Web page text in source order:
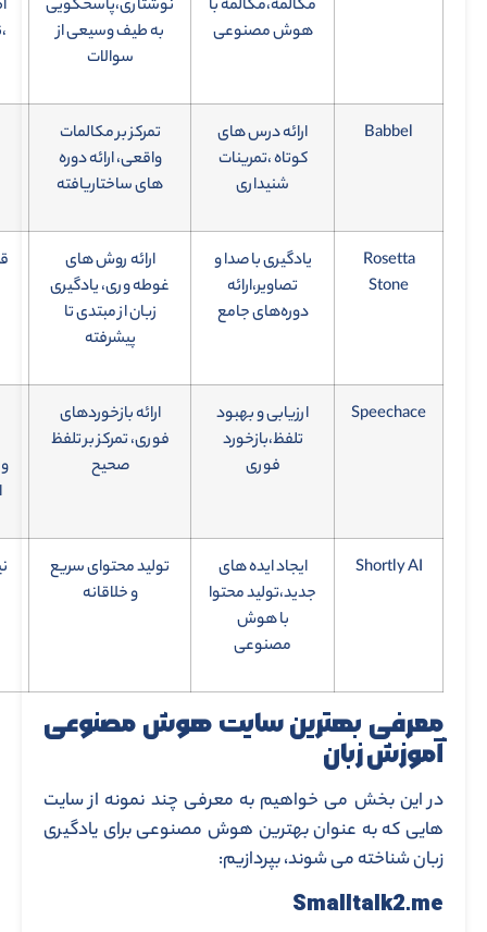
مکالمه،مکالمه با
هوش مصنوعی
نوشتاری،پاسخگویی
به طیف وسیعی از
سوالات
Babbel
ارائه درس های
کوتاه ،تمرینات
شنیداری
تمرکز بر مکالمات
واقعی، ارائه دوره
های ساختاریافته
Rosetta
Stone
یادگیری با صدا و
تصاویر،ارائه
دوره‌های جامع
ارائه روش های
غوطه وری، یادگیری
زبان از مبتدی تا
پیشرفته
Speechace
ارزیابی و بهبود
تلفظ،بازخورد
فوری
ارائه بازخوردهای
فوری، تمرکز بر تلفظ
صحیح
Shortly AI
ایجاد ایده های
جدید،تولید محتوا
با هوش
مصنوعی
تولید محتوای سریع
و خلاقانه
معرفی بهترین سایت هوش مصنوعی
آموزش زبان
در این بخش می خواهیم به معرفی چند نمونه از سایت
هایی که به عنوان بهترین هوش مصنوعی برای یادگیری
زبان شناخته می شوند، بپردازیم:
Smalltalk2.me